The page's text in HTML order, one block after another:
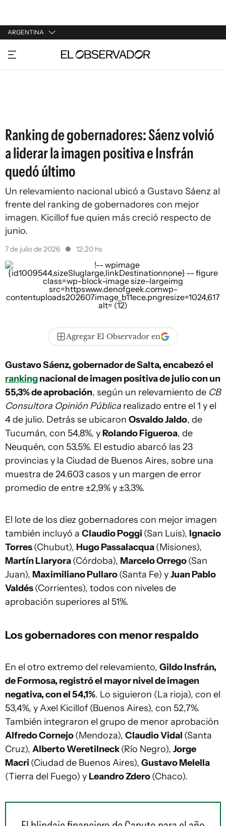
ARGENTINA
URUGUAY
ARGENTINA
Ranking de gobernadores: Sáenz volvió
a liderar la imagen positiva e Insfrán
quedó último
Un relevamiento nacional ubicó a Gustavo Sáenz al
frente del ranking de gobernadores con mejor
imagen. Kicillof fue quien más creció respecto de
junio.
7 de julio de 2026 12:20 hs
Agregar El Observador en
Gustavo Sáenz, gobernador de Salta, encabezó el
rankingnacional de imagen positiva de julio con un
55,3% de aprobación, según un relevamiento de CB
Consultora Opinión Pública realizado entre el 1 y el
4 de julio. Detrás se ubicaron Osvaldo Jaldo, de
Tucumán, con 54,8%, yRolando Figueroa, de
Neuquén, con 53,5%. El estudio abarcó las 23
provincias y la Ciudad de Buenos Aires, sobre una
muestra de 24.603 casos y un margen de error
promedio de entre ±2,9% y ±3,3%.
El lote de los diez gobernadores con mejor imagen
también incluyó a Claudio Poggi (San Luis), Ignacio
Torres(Chubut), Hugo Passalacqua(Misiones),
Martín Llaryora(Córdoba), Marcelo Orrego(San
Juan), Maximiliano Pullaro(Santa Fe) yJuan Pablo
Valdés(Corrientes), todos con niveles de
aprobación superiores al 51%.
Los gobernadores con menor respaldo
En el otro extremo del relevamiento, Gildo Insfrán,
de Formosa, registró el mayor nivel de imagen
negativa, con el 54,1%. Lo siguieron (La rioja), con el
53,4%, y Axel Kicillof (Buenos Aires), con 52,7%.
También integraron el grupo de menor aprobación
Alfredo Cornejo(Mendoza), Claudio Vidal (Santa
Cruz), Alberto Weretilneck(Río Negro), Jorge
Macri (Ciudad de Buenos Aires), Gustavo Melella
(Tierra del Fuego) y Leandro Zdero(Chaco).